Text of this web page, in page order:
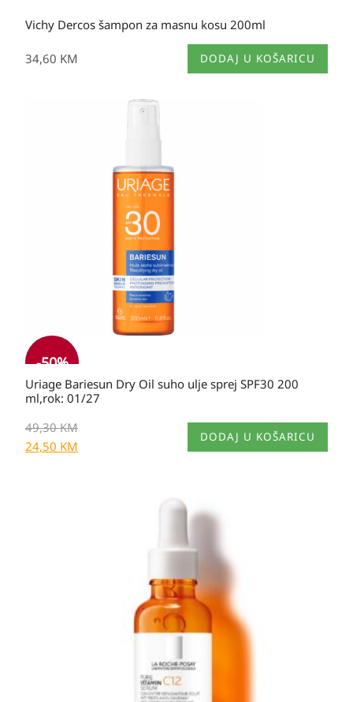
Vichy Dercos šampon za masnu kosu 200ml
34,60 KM DODAJ U KOŠARICU
-50%
Uriage Bariesun Dry Oil suho ulje sprej SPF30 200
ml,rok: 01/27
49,30KM
24,50 KM
DODAJ U KOŠARICU